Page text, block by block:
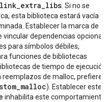
. Si no se
esta biblioteca estará vacía de
Establecer la marca de
dependencias
para símbolos débiles,
funciones de bibliotecas
de tiempo de ejecución
reemplazos de malloc, prefiere
). Establecer este
inhabilita este comportamiento.